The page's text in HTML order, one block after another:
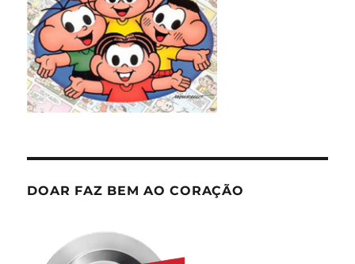
DOAR FAZ BEM AO CORAÇÃO